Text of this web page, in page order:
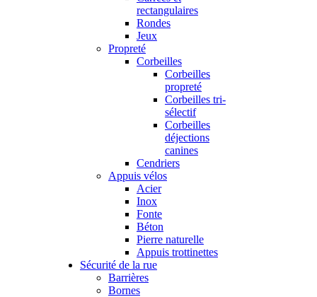
rectangulaires
Rondes
Jeux
Propreté
Corbeilles
Corbeilles
propreté
Corbeilles tri-
sélectif
Corbeilles
déjections
canines
Cendriers
Appuis vélos
Acier
Inox
Fonte
Béton
Pierre naturelle
Appuis trottinettes
Sécurité de la rue
Barrières
Bornes